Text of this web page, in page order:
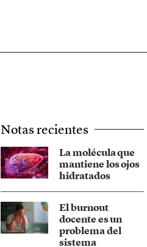
Notas recientes
La molécula que
mantiene los ojos
hidratados
El burnout
docente es un
problema del
sistema